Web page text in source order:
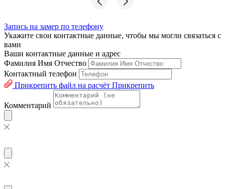
Запись на замер по телефону
Укажите свои контактные данные, чтобы мы могли связаться с
вами
Ваши контактные данные и адрес
Фамилия Имя Отчество
Контактный телефон
Прикрепить файл на расчёт Прикрепить
Комментарий